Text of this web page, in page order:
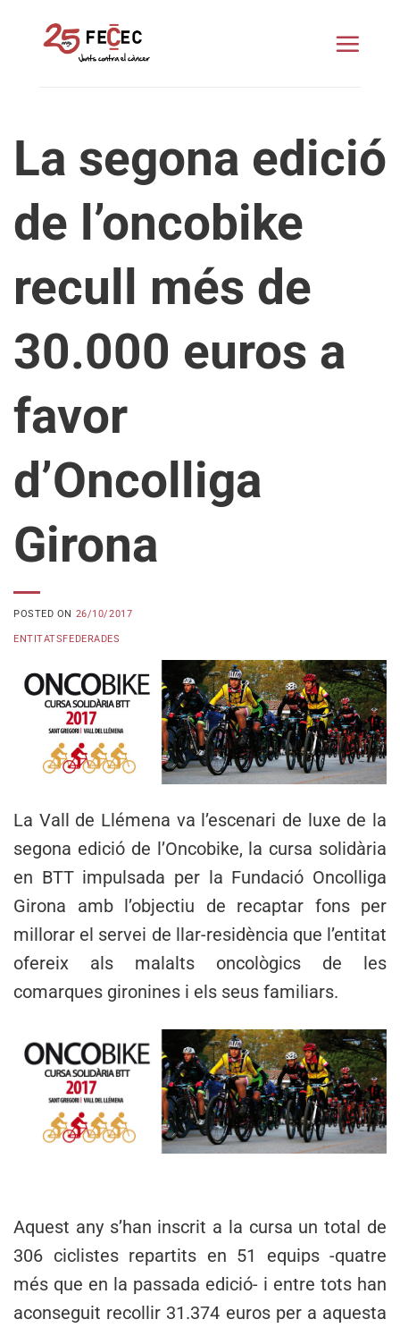
La segona edició
de l’oncobike
recull més de
30.000 euros a
favor
d’Oncolliga
Girona
POSTED ON 26/10/2017
ENTITATSFEDERADES
La Vall de Llémena va l’escenari de luxe de la
segona edició de l’Oncobike, la cursa solidària
en BTT impulsada per la Fundació Oncolliga
Girona amb l’objectiu de recaptar fons per
millorar el servei de llar-residència que l’entitat
ofereix als malalts oncològics de les
comarques gironines i els seus familiars.
Aquest any s’han inscrit a la cursa un total de
306 ciclistes repartits en 51 equips -quatre
més que en la passada edició- i entre tots han
aconseguit recollir 31.374 euros per a aquesta